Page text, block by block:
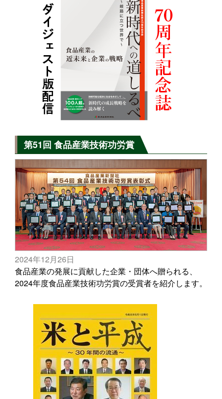
第51回 食品産業技術功労賞
2024年12月26日
食品産業の発展に貢献した企業・団体へ贈られる、
2024年度食品産業技術功労賞の受賞者を紹介します。